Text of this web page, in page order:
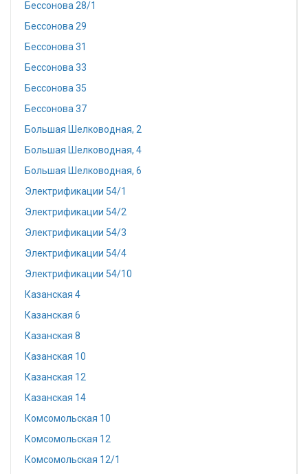
Бессонова 28/1
Бессонова 29
Бессонова 31
Бессонова 33
Бессонова 35
Бессонова 37
Большая Шелководная, 2
Большая Шелководная, 4
Большая Шелководная, 6
Электрификации 54/1
Электрификации 54/2
Электрификации 54/3
Электрификации 54/4
Электрификации 54/10
Казанская 4
Казанская 6
Казанская 8
Казанская 10
Казанская 12
Казанская 14
Комсомольская 10
Комсомольская 12
Комсомольская 12/1